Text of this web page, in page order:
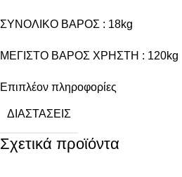
ΣΥΝΟΛΙΚΟ ΒΑΡΟΣ : 18kg
ΜΕΓΙΣΤΟ ΒΑΡΟΣ ΧΡΗΣΤΗ : 120kg
Επιπλέον πληροφορίες
ΔΙΑΣΤΆΣΕΙΣ
Σχετικά προϊόντα